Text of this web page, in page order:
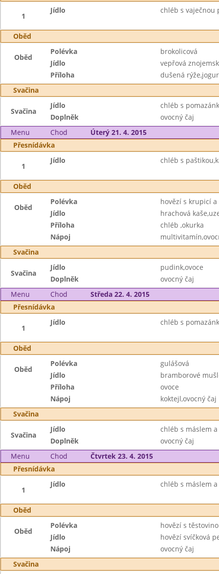
1
Jídlo chléb s vaječnou
Oběd
Oběd
Polévka
brokolicová
Jídlo
vepřová
Příloha
dušená
Svačina
Svačina
Jídlo
chléb s
Doplněk
ovocný čaj
Menu
Chod
Úterý 21. 4. 2015
Přesnídávka
1
Jídlo chléb s
Oběd
Oběd
Polévka
hovězí s krupicí a
Jídlo
hrachová
Příloha
chléb ,okurka
Nápoj
Svačina
Svačina
Jídlo
pudink,ovoce
Doplněk
ovocný čaj
Menu
Chod
Středa 22. 4. 2015
Přesnídávka
1
Jídlo chléb s
Oběd
Oběd
Polévka
gulášová
Jídlo
bramborové
Příloha
ovoce
Nápoj
koktejl,ovocný čaj
Svačina
Svačina
Jídlo
chléb s máslem
Doplněk
ovocný čaj
Menu
Chod
Čtvrtek 23. 4. 2015
Přesnídávka
1
Jídlo chléb s máslem
Oběd
Oběd
Polévka
hovězí s
Jídlo
hovězí svíčková
Nápoj
ovocný čaj
Svačina